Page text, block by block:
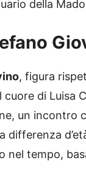
della
, figura
cuore di Luisa
un incontro
differenza
nel tempo,